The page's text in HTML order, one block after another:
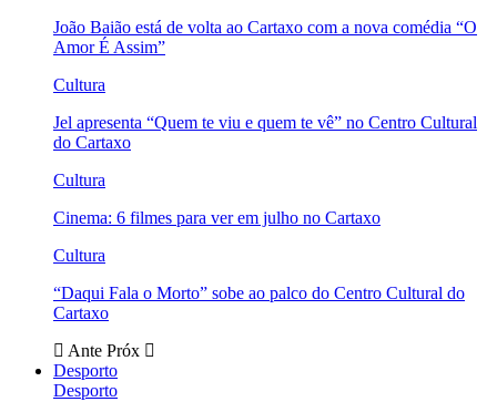
João Baião está de volta ao Cartaxo com a nova comédia “O
Amor É Assim”
Cultura
Jel apresenta “Quem te viu e quem te vê” no Centro Cultural
do Cartaxo
Cultura
Cinema: 6 filmes para ver em julho no Cartaxo
Cultura
“Daqui Fala o Morto” sobe ao palco do Centro Cultural do
Cartaxo
Ante Próx
Desporto
Desporto